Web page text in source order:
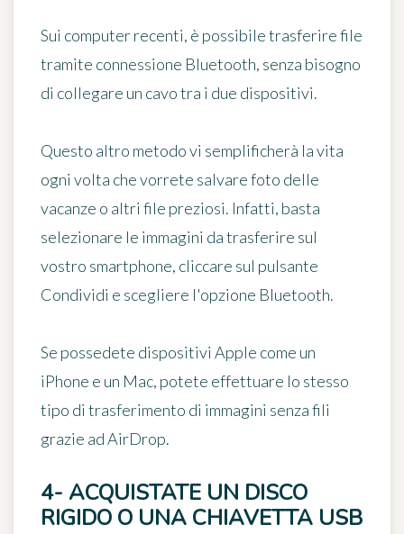
Sui computer recenti, è possibiletrasferire file
tramite connessione Bluetooth, senza bisogno
di collegare un cavo tra i due dispositivi.
Questo altro metodo vi semplificherà la vita
ogni volta che vorrete salvare foto delle
vacanze o altri file preziosi. Infatti, basta
selezionare le immagini da trasferire sul
vostro smartphone, cliccare sul pulsante
Condividi e scegliere l'opzione Bluetooth.
Se possedete dispositivi Apple come un
iPhone e un Mac, potete effettuare lo stesso
tipo di trasferimento di immagini senza fili
grazie ad AirDrop.
4- ACQUISTATE UN DISCO
RIGIDO O UNA CHIAVETTA USB